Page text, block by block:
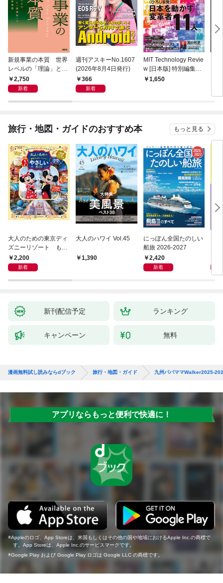
新規事業の本質 世界
レベルの「理論」と
「現場知」で描く全体
地図
2,750
新着
週刊アスキーNo.1607
(2026年8月4日発行)
366
新着
MIT Technology Revie
w [日本版] 特別編集
ポスト都市時代の社会
1,650
旅行・地図・ガイドのおすすめ本 もっと見る
大人のための東京ディ
ズニーリゾート もっ
とやさしいガイド
2,200
新着
大人のハワイ Vol.45
1,390
にっぽん全国たのしい
船旅 2026-2027
2,420
新着
新刊配信予定 ランキング
キャンペーン 無料
漫画無料試し読みならdブック 旅行・地図・ガイド 九州パパママWalker2025-
アプリならもっと便利で快適に！
Appleのロゴ、App Storeは、米国もしくはその他の国や地域におけるApple Inc.の商標で
す。App Storeは、Apple Inc.のサービスマークです。
Google Play および Google Play ロゴは Google LLC の商標です。